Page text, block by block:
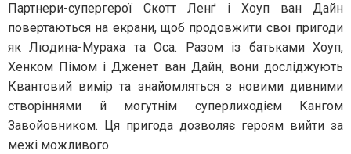
Партнери-супергерої Скотт Ленґ і Хоуп ван Дайн
повертаються на екрани, щоб продовжити свої пригоди
як Людина-Мураха та Оса. Разом із батьками Хоуп,
Хенком Пімом і Дженет ван Дайн, вони досліджують
Квантовий вимір та знайомляться з новими дивними
створіннями й могутнім суперлиходієм Кангом
Завойовником. Ця пригода дозволяє героям вийти за
межі можливого